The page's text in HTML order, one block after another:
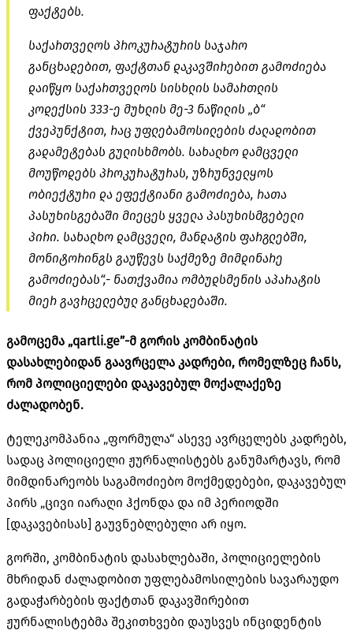
ფაქტებს.
საქართველოს პროკურატურის საჯარო
განცხადებით, ფაქტთან დაკავშირებით გამოძიება
დაიწყო საქართველოს სისხლის სამართლის
კოდექსის 333-ე მუხლის მე-3 ნაწილის „ბ“
ქვეპუნქტით, რაც უფლებამოსილების ძალადობით
გადამეტებას გულისხმობს. სახალხო დამცველი
მოუწოდებს პროკურატურას, უზრუნველყოს
ობიექტური და ეფექტიანი გამოძიება, რათა
პასუხისგებაში მიეცეს ყველა პასუხისმგებელი
პირი. სახალხო დამცველი, მანდატის ფარგლებში,
მონიტორინგს გაუწევს საქმეზე მიმდინარე
გამოძიებას“,- ნათქვამია ომბუდსმენის აპარატის
მიერ გავრცელებულ განცხადებაში.
გამოცემა „qartli.ge”-მ გორის კომბინატის
დასახლებიდან გაავრცელა კადრები, რომელზეც ჩანს,
რომ პოლიციელები დაკავებულ მოქალაქეზე
ძალადობენ.
ტელეკომპანია „ფორმულა“ ასევე ავრცელებს კადრებს,
სადაც პოლიციელი ჟურნალისტებს განუმარტავს, რომ
მიმდინარეობს საგამოძიებო მოქმედებები, დაკავებულ
პირს „ცივი იარაღი ჰქონდა და იმ პერიოდში
[დაკავებისას] გაუვნებლებული არ იყო.
გორში, კომბინატის დასახლებაში, პოლიციელების
მხრიდან ძალადობით უფლებამოსილების სავარაუდო
გადაჭარბების ფაქტთან დაკავშირებით
ჟურნალისტებმა შეკითხვები დაუსვეს ინციდენტის